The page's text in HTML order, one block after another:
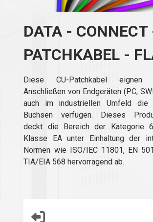
DATA - CONNECT
PATCHKABEL -
Diese CU-Patchkabel
Anschließen von Endgeräten (PC,
auch im industriellen Umfeld die
Buchsen verfügen. Dieses
deckt die Bereich der Kategorie
Klasse EA unter Einhaltung der
Normen wie ISO/IEC 11801, EN
TIA/EIA 568 hervorragend ab.